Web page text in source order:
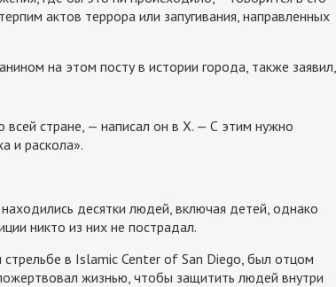
актов террора или запугивания, направленных
на этом посту в истории города, также заявил,
стране, — написал он в X. — С этим нужно
и раскола».
десятки людей, включая детей, однако
никто из них не пострадал.
в Islamic Center of San Diego, был отцом
жизнью, чтобы защитить людей внутри